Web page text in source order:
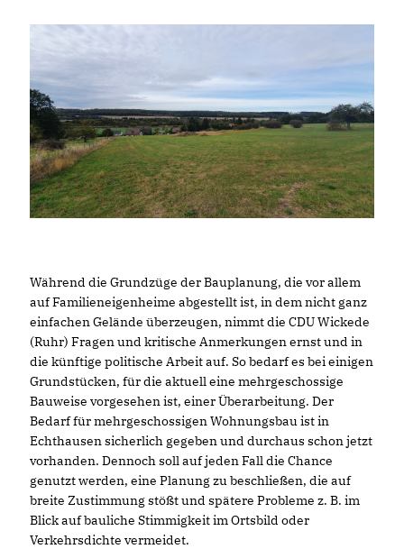
Während die Grundzüge der Bauplanung, die vor allem
auf Familieneigenheime abgestellt ist, in dem nicht ganz
einfachen Gelände überzeugen, nimmt die CDU Wickede
(Ruhr) Fragen und kritische Anmerkungen ernst und in
die künftige politische Arbeit auf. So bedarf es bei einigen
Grundstücken, für die aktuell eine mehrgeschossige
Bauweise vorgesehen ist, einer Überarbeitung. Der
Bedarf für mehrgeschossigen Wohnungsbau ist in
Echthausen sicherlich gegeben und durchaus schon jetzt
vorhanden. Dennoch soll auf jeden Fall die Chance
genutzt werden, eine Planung zu beschließen, die auf
breite Zustimmung stößt und spätere Probleme z. B. im
Blick auf bauliche Stimmigkeit im Ortsbild oder
Verkehrsdichte vermeidet.